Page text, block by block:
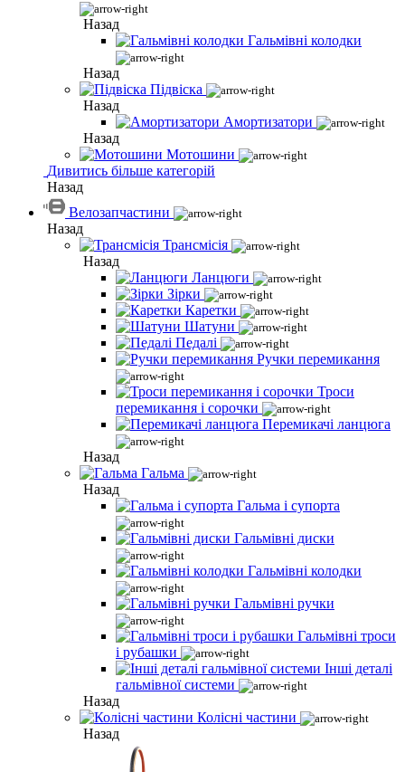
Назад
Гальмівні колодки
Назад
Підвіска
Назад
Амортизатори
Назад
Мотошини
Дивитись більше категорій
Назад
Велозапчастини
Назад
Трансмісія
Назад
Ланцюги
Зірки
Каретки
Шатуни
Педалі
Ручки перемикання
Троси
перемикання і сорочки
Перемикачі ланцюга
Назад
Гальма
Назад
Гальма і супорта
Гальмівні диски
Гальмівні колодки
Гальмівні ручки
Гальмівні троси
і рубашки
Інші деталі
гальмівної системи
Назад
Колісні частини
Назад